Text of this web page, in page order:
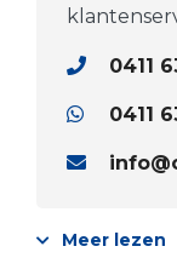
0411
0411
Meer lezen